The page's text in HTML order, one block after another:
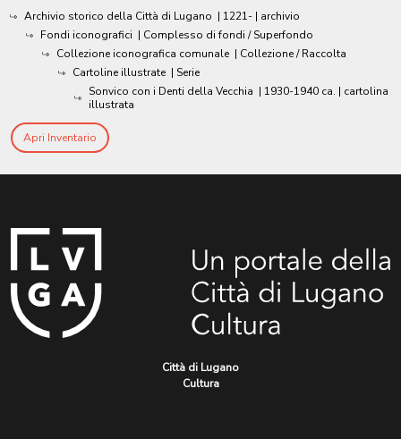
Archivio storico della Città di Lugano | 1221- | archivio
Fondi iconografici | Complesso di fondi / Superfondo
Collezione iconografica comunale | Collezione / Raccolta
Cartoline illustrate | Serie
Sonvico con i Denti della Vecchia | 1930-1940 ca. | cartolina
illustrata
Apri Inventario
Città di Lugano
Cultura